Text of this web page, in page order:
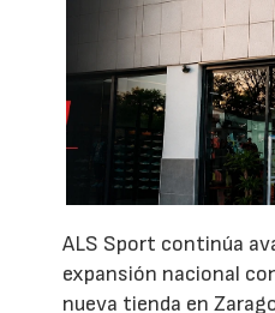
ALS Sport continúa
expansión nacional
nueva tienda en